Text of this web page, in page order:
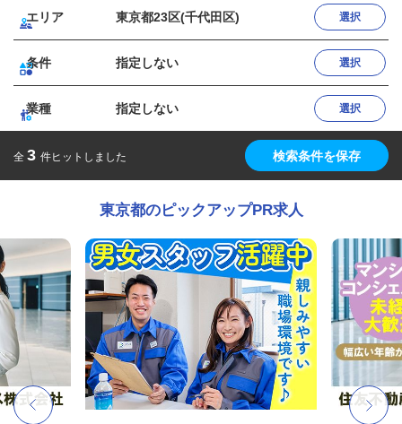
エリア 東京都23区(千代田区) 選択
条件 指定しない 選択
業種 指定しない 選択
全 3 件ヒットしました 検索条件を保存
東京都のピックアップPR求人